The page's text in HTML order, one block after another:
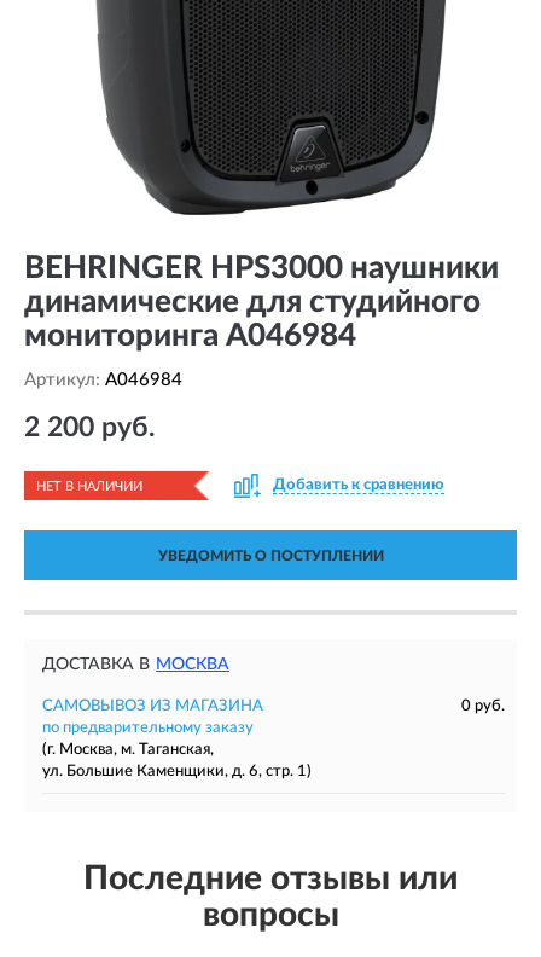
BEHRINGER HPS3000 наушники
динамические для студийного
мониторинга A046984
Артикул: A046984
2 200 руб.
НЕТ В НАЛИЧИИ Добавить к сравнению
УВЕДОМИТЬ О ПОСТУПЛЕНИИ
ДОСТАВКА В МОСКВА
САМОВЫВОЗ ИЗ МАГАЗИНА
0 руб.
по предварительному заказу
(г. Москва, м. Таганская,
ул. Большие Каменщики, д. 6, стр. 1)
Последние отзывы или
вопросы